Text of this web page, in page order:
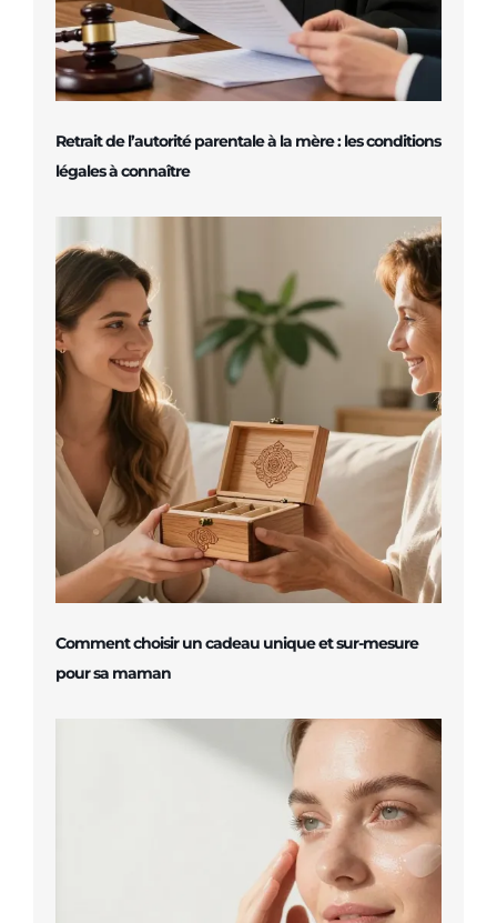
Retrait de l’autorité parentale à la mère : les conditions
légales à connaître
Comment choisir un cadeau unique et sur-mesure
pour sa maman